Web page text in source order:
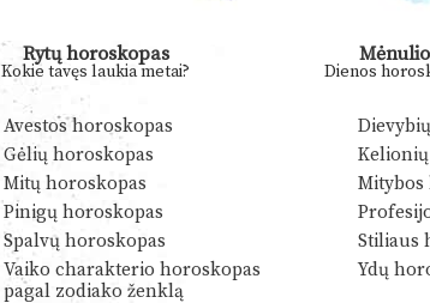
Rytų horoskopas
Kokie tavęs laukia metai? Dienos
Avestos horoskopas
Gėlių horoskopas
Mitų horoskopas Mitybos
Pinigų horoskopas
Spalvų horoskopas Stiliaus
Vaiko charakterio horoskopas
pagal zodiako ženklą
Ydų